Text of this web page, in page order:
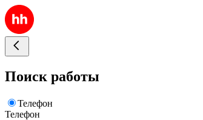
Поиск работы
Телефон
Телефон